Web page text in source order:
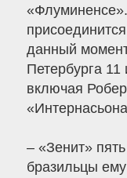
данный
Петербурга 11
включая
– «Зенит»
бразильцы